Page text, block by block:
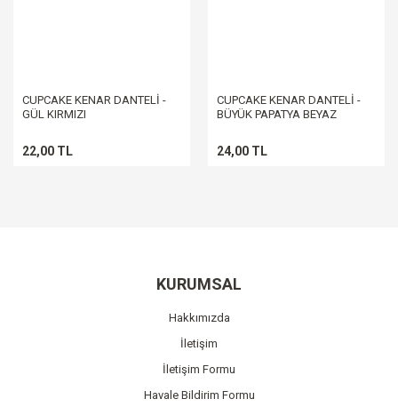
CUPCAKE KENAR DANTELİ -
GÜL KIRMIZI
22,00 TL
CUPCAKE KENAR DANTELİ -
BÜYÜK PAPATYA BEYAZ
24,00 TL
KURUMSAL
Hakkımızda
İletişim
İletişim Formu
Havale Bildirim Formu